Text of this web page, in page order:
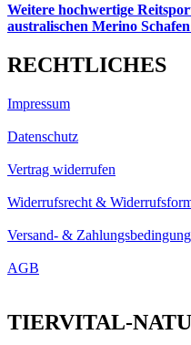
Weitere hochwertige
australischen Merino
RECHTLICHES
Impressum
Datenschutz
Vertrag widerrufen
Widerrufsrecht &
Versand- &
AGB
TIERVITAL-